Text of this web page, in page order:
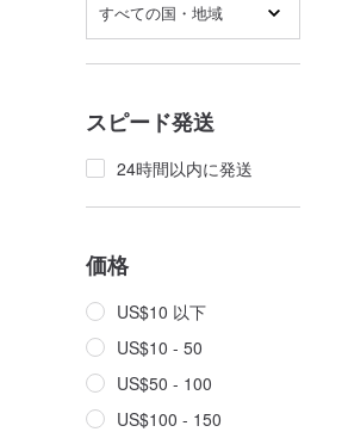
すべての国・地域
スピード発送
24時間以内に発送
価格
US$10 以下
US$10 - 50
US$50 - 100
US$100 - 150